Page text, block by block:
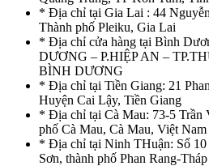
* Địa chỉ tại Gia Lai : 44
Thành phố Pleiku, Gia Lai
* Địa chỉ cửa hàng tại Bình
DƯƠNG – P.HIỆP AN –
BÌNH DƯƠNG
* Địa chỉ tại Tiền Giang: 21
Huyện Cai Lậy, Tiền Giang
* Địa chỉ tại Cà Mau: 73-5 Trần
phố Cà Mau, Cà Mau, Việt Nam
* Địa chỉ tại Ninh THuận: Số
Sơn, thành phố Phan Rang-